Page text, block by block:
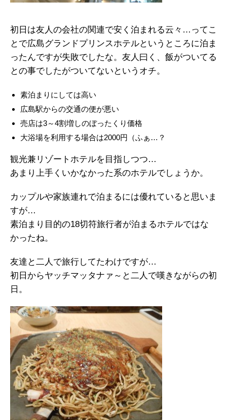
初日は友人の会社の関連で安く泊まれる云々…ってこ
とで広島グランドプリンスホテルというところに泊ま
ったんですが失敗でしたな。友人曰く、飯がついてる
との事でしたがついてないというオチ。
素泊まりにしては高い
広島駅からの交通の便が悪い
売店は3～4割増しのぼったくり価格
大浴場を利用する場合は2000円（ふぁ…？
観光兼リゾートホテルを目指しつつ…
あまり上手くいかなかった系のホテルでしょうか。
カップルや家族連れで泊まるには優れていると思いま
すが…
素泊まり目的の18切符旅行者が泊まるホテルではな
かったね。
友達と二人で旅行してたわけですが…
初日からヤッチマッタナァ～と二人で嘆きながらの初
日。